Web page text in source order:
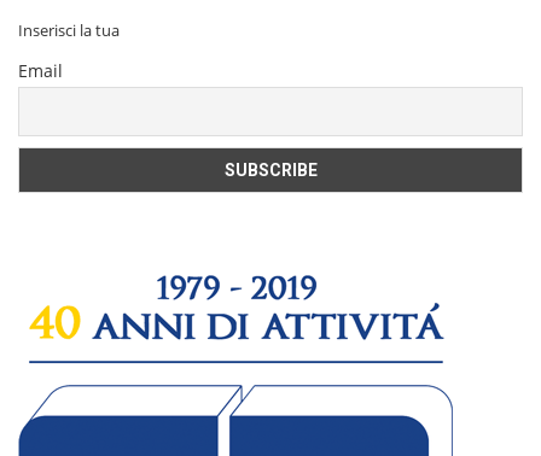
Inserisci la tua
Email